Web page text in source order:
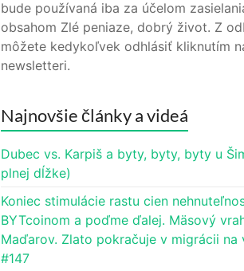
bude používaná iba za účelom
obsahom Zlé peniaze, dobrý život. Z
môžete kedykoľvek odhlásiť kliknutím
newsletteri.
Najnovšie články a videá
Dubec vs. Karpiš a byty, byty, byty u
plnej dĺžke)
Koniec stimulácie rastu cien
BYTcoinom a poďme ďalej. Mäsový
Maďarov. Zlato pokračuje v migrácii na
#147